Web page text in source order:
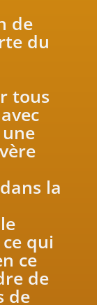
de
du
tous
la
qui
ce
de
de